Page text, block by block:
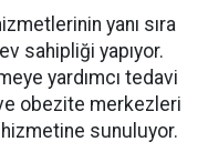
yanı sıra
sahipliği yapıyor.
yardımcı tedavi
obezite merkezleri
sunuluyor.